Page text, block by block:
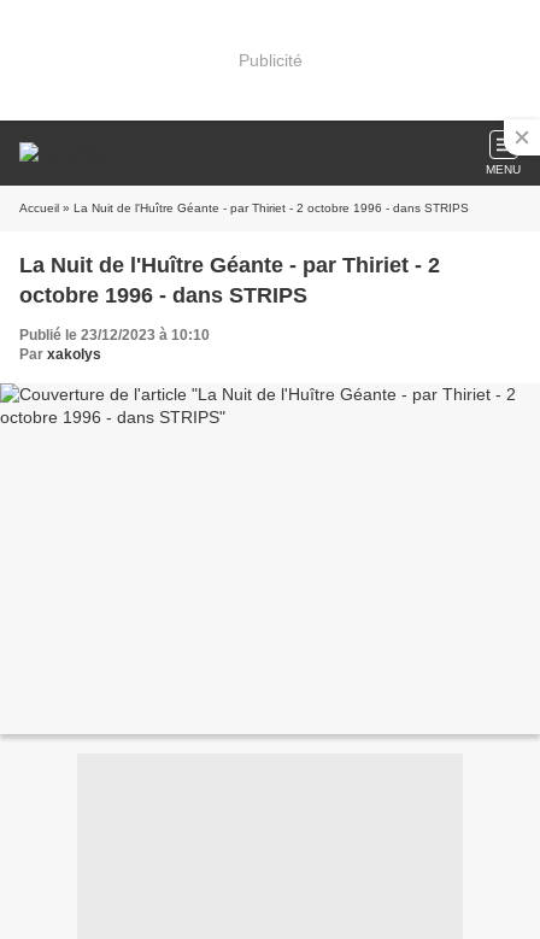
Publicité
MENU
Accueil » La Nuit de l'Huître Géante - par Thiriet - 2 octobre 1996 - dans STRIPS
La Nuit de l'Huître Géante - par Thiriet - 2
octobre 1996 - dans STRIPS
Publié le 23/12/2023 à 10:10
Par xakolys